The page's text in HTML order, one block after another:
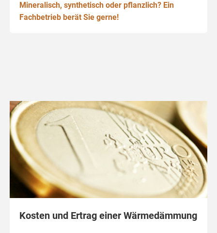
Mineralisch, synthetisch oder pflanzlich? Ein
Fachbetrieb berät Sie gerne!
Kosten und Ertrag einer Wärmedämmung